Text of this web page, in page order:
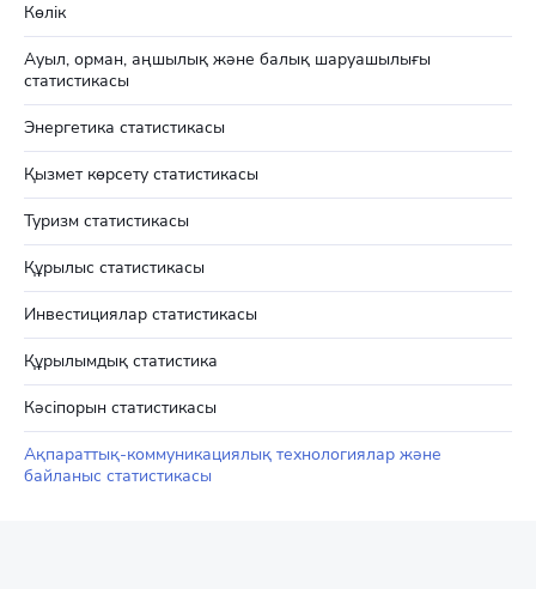
Көлік
Ауыл, орман, аңшылық және балық шаруашылығы
статистикасы
Энергетика статистикасы
Қызмет көрсету статистикасы
Туризм статистикасы
Құрылыс статистикасы
Инвестициялар статистикасы
Құрылымдық статистика
Кәсіпорын статистикасы
Ақпараттық-коммуникациялық технологиялар және
байланыс статистикасы